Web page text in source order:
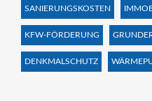
SANIERUNGSKOSTEN
KFW-FÖRDERUNG
DENKMALSCHUTZ